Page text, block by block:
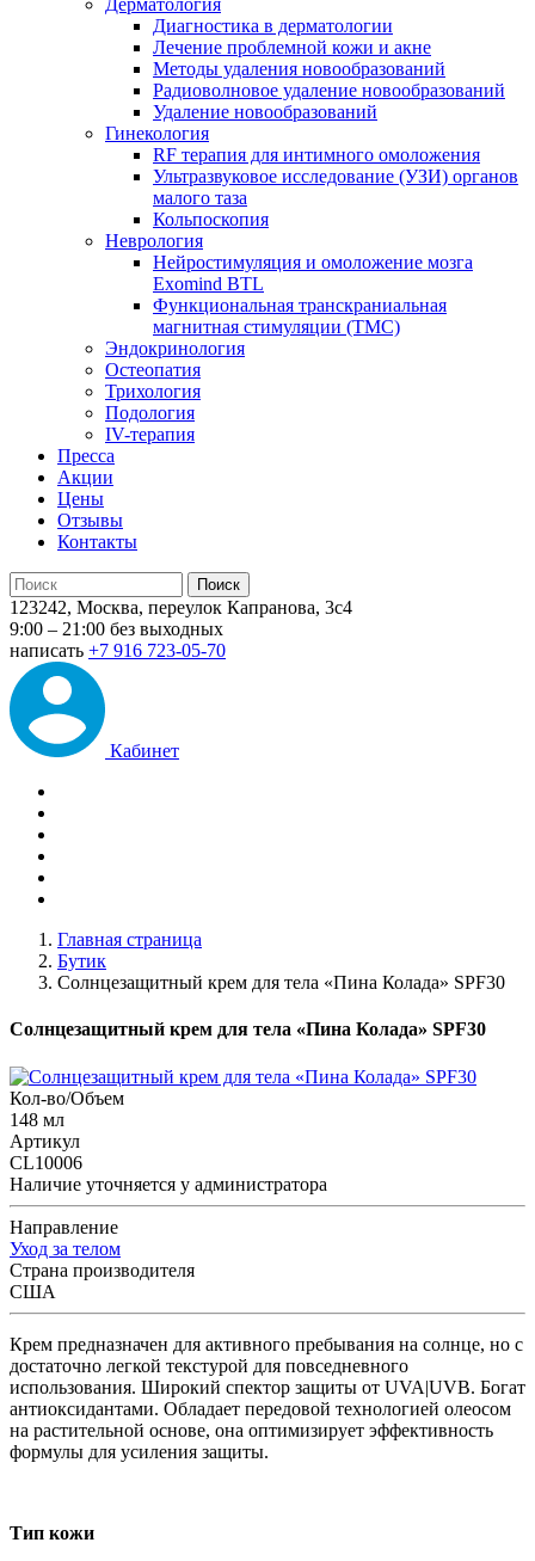
Дерматология
Диагностика в дерматологии
Лечение проблемной кожи и акне
Методы удаления новообразований
Радиоволновое удаление новообразований
Удаление новообразований
Гинекология
RF терапия для интимного омоложения
Ультразвуковое исследование (УЗИ) органов
малого таза
Кольпоскопия
Неврология
Нейростимуляция и омоложение мозга
Exomind BTL
Функциональная транскраниальная
магнитная стимуляции (ТМС)
Эндокринология
Остеопатия
Трихология
Подология
IV-терапия
Пресса
Акции
Цены
Отзывы
Контакты
123242, Москва, переулок Капранова, 3с4
9:00 – 21:00 без выходных
написать +7 916 723-05-70
Кабинет
Главная страница
Бутик
Солнцезащитный крем для тела «Пина Колада» SPF30
Солнцезащитный крем для тела «Пина Колада» SPF30
Кол-во/Объем
148 мл
Артикул
CL10006
Наличие уточняется у администратора
Направление
Уход за телом
Страна производителя
США
Крем предназначен для активного пребывания на солнце, но с
достаточно легкой текстурой для повседневного
использования. Широкий спектор защиты от UVA|UVB. Богат
антиоксидантами. Обладает передовой технологией олеосом
на растительной основе, она оптимизирует эффективность
формулы для усиления защиты.
Тип кожи